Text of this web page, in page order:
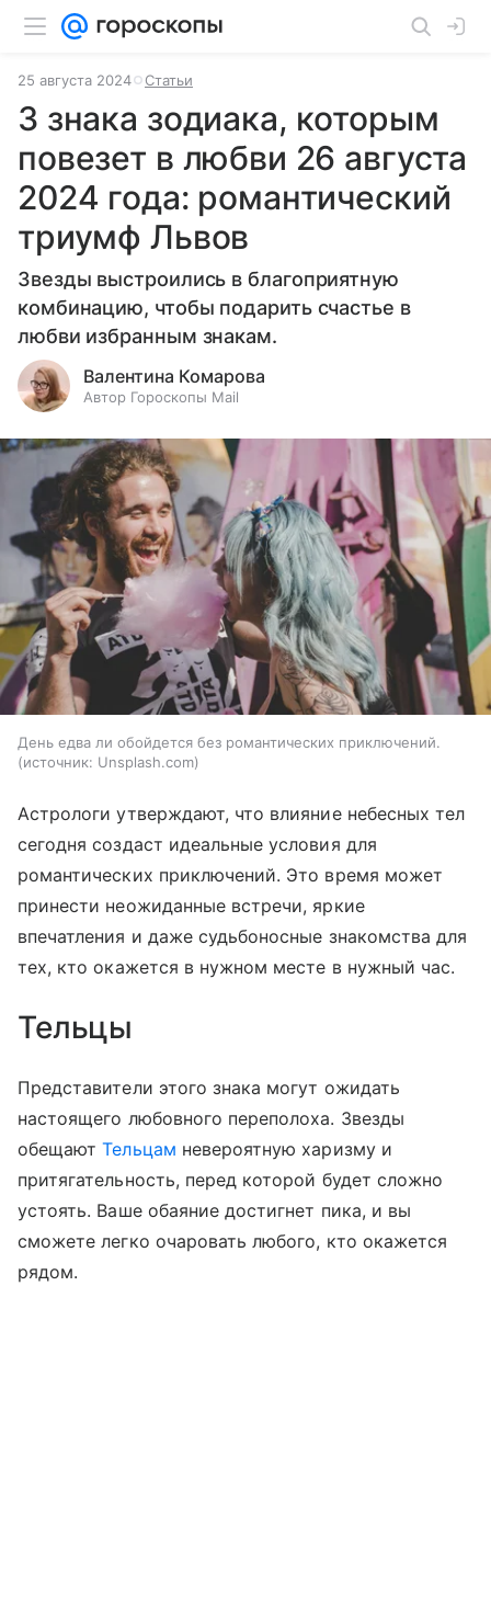
25 августа 2024 Статьи
3 знака зодиака, которым
повезет в любви 26 августа
2024 года: романтический
триумф Львов
Звезды выстроились в благоприятную
комбинацию, чтобы подарить счастье в
любви избранным знакам.
Валентина Комарова
Автор Гороскопы Mail
День едва ли обойдется без романтических приключений.
источник: Unsplash.com
Астрологи утверждают, что влияние небесных тел
сегодня создаст идеальные условия для
романтических приключений. Это время может
принести неожиданные встречи, яркие
впечатления и даже судьбоносные знакомства для
тех, кто окажется в нужном месте в нужный час.
Тельцы
Представители этого знака могут ожидать
настоящего любовного переполоха. Звезды
обещаютТельцам невероятную харизму и
притягательность, перед которой будет сложно
устоять. Ваше обаяние достигнет пика, и вы
сможете легко очаровать любого, кто окажется
рядом.